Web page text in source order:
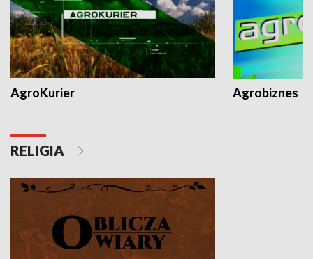
AgroKurier Agrobiznes
RELIGIA